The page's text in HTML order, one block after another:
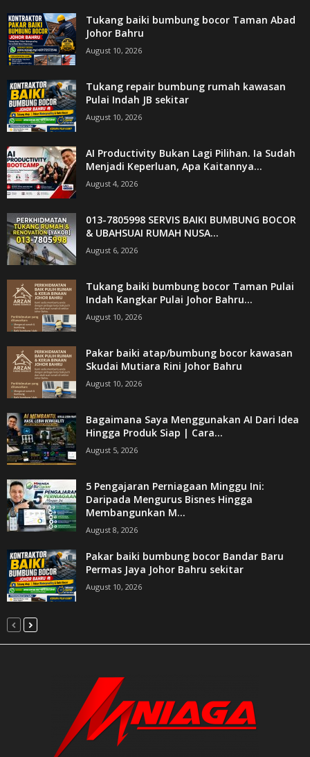
Tukang baiki bumbung bocor Taman Abad
Johor Bahru
August 10, 2026
Tukang repair bumbung rumah kawasan
Pulai Indah JB sekitar
August 10, 2026
AI Productivity Bukan Lagi Pilihan. Ia Sudah
Menjadi Keperluan, Apa Kaitannya...
August 4, 2026
013-7805998 SERVIS BAIKI BUMBUNG BOCOR
& UBAHSUAI RUMAH NUSA...
August 6, 2026
Tukang baiki bumbung bocor Taman Pulai
Indah Kangkar Pulai Johor Bahru...
August 10, 2026
Pakar baiki atap/bumbung bocor kawasan
Skudai Mutiara Rini Johor Bahru
August 10, 2026
Bagaimana Saya Menggunakan AI Dari Idea
Hingga Produk Siap | Cara...
August 5, 2026
5 Pengajaran Perniagaan Minggu Ini:
Daripada Mengurus Bisnes Hingga
Membangunkan M...
August 8, 2026
Pakar baiki bumbung bocor Bandar Baru
Permas Jaya Johor Bahru sekitar
August 10, 2026